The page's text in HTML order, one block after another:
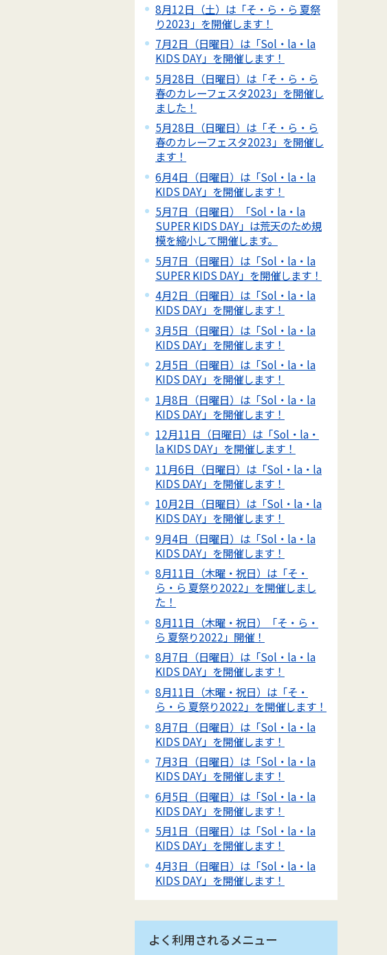
8月12日（土）は「そ・ら・ら 夏祭
り2023」を開催します！
7月2日（日曜日）は「Sol・la・la
KIDS DAY」を開催します！
5月28日（日曜日）は「そ・ら・ら
春のカレーフェスタ2023」を開催し
ました！
5月28日（日曜日）は「そ・ら・ら
春のカレーフェスタ2023」を開催し
ます！
6月4日（日曜日）は「Sol・la・la
KIDS DAY」を開催します！
5月7日（日曜日）「Sol・la・la
SUPER KIDS DAY」は荒天のため規
模を縮小して開催します。
5月7日（日曜日）は「Sol・la・la
SUPER KIDS DAY」を開催します！
4月2日（日曜日）は「Sol・la・la
KIDS DAY」を開催します！
3月5日（日曜日）は「Sol・la・la
KIDS DAY」を開催します！
2月5日（日曜日）は「Sol・la・la
KIDS DAY」を開催します！
1月8日（日曜日）は「Sol・la・la
KIDS DAY」を開催します！
12月11日（日曜日）は「Sol・la・
la KIDS DAY」を開催します！
11月6日（日曜日）は「Sol・la・la
KIDS DAY」を開催します！
10月2日（日曜日）は「Sol・la・la
KIDS DAY」を開催します！
9月4日（日曜日）は「Sol・la・la
KIDS DAY」を開催します！
8月11日（木曜・祝日）は「そ・
ら・ら 夏祭り2022」を開催しまし
た！
8月11日（木曜・祝日）「そ・ら・
ら 夏祭り2022」開催！
8月7日（日曜日）は「Sol・la・la
KIDS DAY」を開催します！
8月11日（木曜・祝日）は「そ・
ら・ら 夏祭り2022」を開催します！
8月7日（日曜日）は「Sol・la・la
KIDS DAY」を開催します！
7月3日（日曜日）は「Sol・la・la
KIDS DAY」を開催します！
6月5日（日曜日）は「Sol・la・la
KIDS DAY」を開催します！
5月1日（日曜日）は「Sol・la・la
KIDS DAY」を開催します！
4月3日（日曜日）は「Sol・la・la
KIDS DAY」を開催します！
よく利用されるメニュー